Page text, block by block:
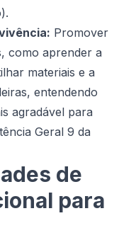
Promover
como aprender a
materiais e a
entendendo
agradável para
Geral 9 da
de
para